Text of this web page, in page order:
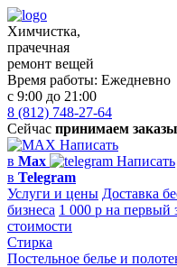
Химчистка,
прачечная
ремонт вещей
Время работы: Ежедневно
с 9:00 до 21:00
8 (812) 748-27-64
Сейчас принимаем заказы
Написать
в Max
Написать
в Telegram
Услуги и цены Доставка
бизнеса 1 000 р на первый
стоимости
Стирка
Постельное белье и